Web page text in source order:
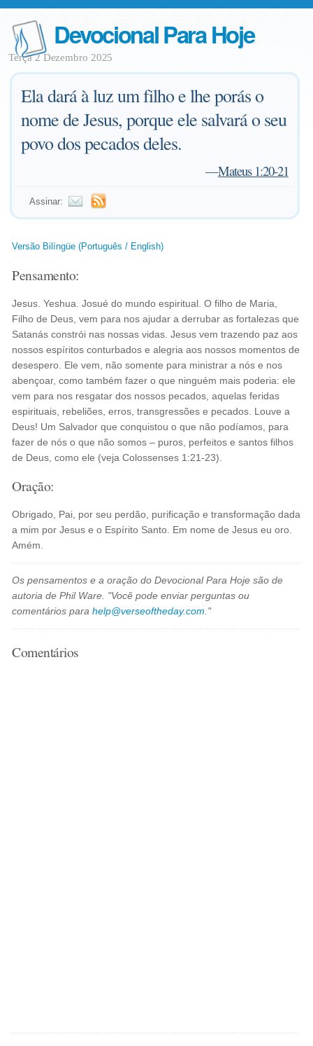
Devocional Para Hoje
Terça 2 Dezembro 2025
Ela dará à luz um filho e lhe porás o
nome de Jesus, porque ele salvará o seu
povo dos pecados deles.
—Mateus 1:20-21
Assinar:
Versão Bilíngüe (Português / English)
Pensamento:
Jesus. Yeshua. Josué do mundo espiritual. O filho de Maria,
Filho de Deus, vem para nos ajudar a derrubar as fortalezas que
Satanás constrói nas nossas vidas. Jesus vem trazendo paz aos
nossos espíritos conturbados e alegria aos nossos momentos de
desespero. Ele vem, não somente para ministrar a nós e nos
abençoar, como também fazer o que ninguém mais poderia: ele
vem para nos resgatar dos nossos pecados, aquelas feridas
espirituais, rebeliões, erros, transgressões e pecados. Louve a
Deus! Um Salvador que conquistou o que não podíamos, para
fazer de nós o que não somos – puros, perfeitos e santos filhos
de Deus, como ele (veja Colossenses 1:21-23).
Oração:
Obrigado, Pai, por seu perdão, purificação e transformação dada
a mim por Jesus e o Espírito Santo. Em nome de Jesus eu oro.
Amém.
Os pensamentos e a oração do Devocional Para Hoje são de
autoria de Phil Ware. "Você pode enviar perguntas ou
comentários parahelp@verseoftheday.com ."
Comentários